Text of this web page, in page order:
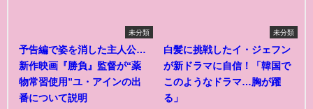
未分類
予告編で姿を消した主人公…
新作映画『勝負』監督が“薬
物常習使用”ユ・アインの出
番について説明
未分類
白髪に挑戦したイ・ジェフン
が新ドラマに自信！「韓国で
このようなドラマ…胸が躍
る」